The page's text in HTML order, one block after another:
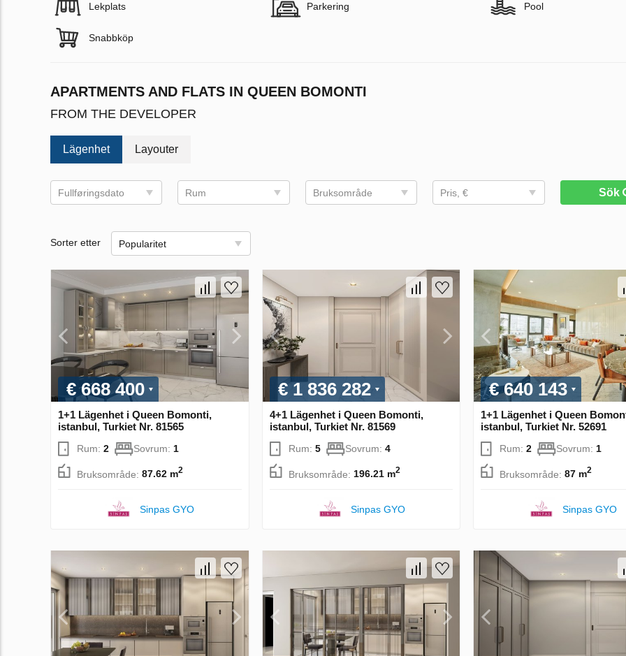
Lekplats Parkering Pool
Snabbköp
APARTMENTS AND FLATS IN QUEEN BOMONTI
FROM THE DEVELOPER
Lägenhet Layouter
Fullføringsdato Rum Bruksområde Pris, € Sök
Sorter etter Popularitet
€ 668 400
1+1 Lägenhet i Queen Bomonti,
istanbul, Turkiet Nr. 81565
Rum: 2 Sovrum: 1
Bruksområde: 87.62 m2
Sinpas GYO
€ 1 836 282
4+1 Lägenhet i Queen Bomonti,
istanbul, Turkiet Nr. 81569
Rum: 5 Sovrum: 4
Bruksområde: 196.21 m2
Sinpas GYO
€ 640 143
1+1 Lägenhet i Queen
istanbul, Turkiet Nr. 52691
Rum:2 Sovrum: 1
Bruksområde:87 m2
Sinpas GYO